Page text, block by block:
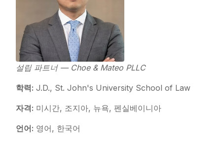
설립 파트너 — Choe & Mateo PLLC
학력: J.D., St. John's University School of Law
자격: 미시간, 조지아, 뉴욕, 펜실베이니아
언어: 영어, 한국어